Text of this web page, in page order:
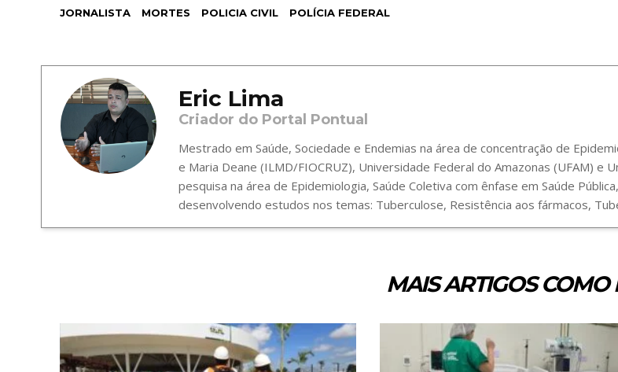
JORNALISTA
MORTES POLICIA CIVIL POLÍCIA FEDERAL
Eric Lima
Criador do Portal Pontual
Mestrado em Saúde, Sociedade e Endemias na área de concentração de
e Maria Deane (ILMD/FIOCRUZ), Universidade Federal do Amazonas (UFAM) e
pesquisa na área de Epidemiologia, Saúde Coletiva com ênfase em Saúde
desenvolvendo estudos nos temas: Tuberculose, Resistência aos fármacos,
MAIS ARTIGOS COMO